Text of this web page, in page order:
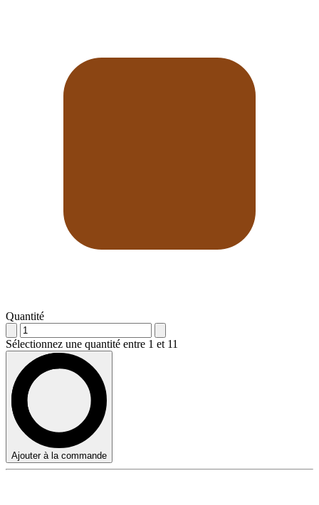
Quantité
Sélectionnez une quantité entre 1 et 11
Ajouter à la commande